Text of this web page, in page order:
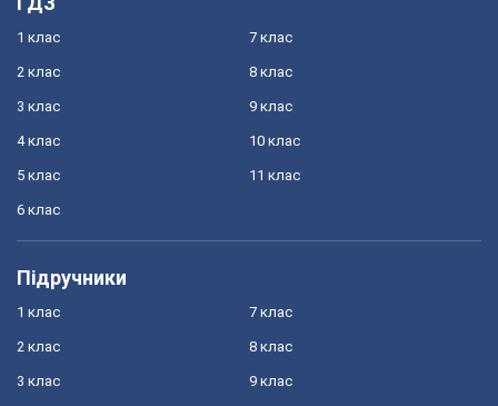
1 клас
2 клас
3 клас
4 клас
5 клас
6 клас
7 клас
8 клас
9 клас
10 клас
11 клас
Підручники
1 клас
2 клас
3 клас
7 клас
8 клас
9 клас